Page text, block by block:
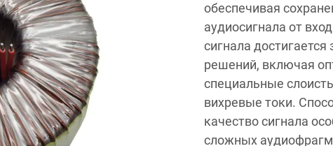
обеспечивая
аудиосигнала от
сигнала достигается
решений, включая
специальные
вихревые токи.
качество сигнала
сложных